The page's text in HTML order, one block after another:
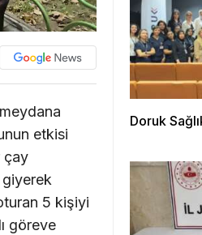
etkisi
çay
5 kişiyi
göreve
Doruk